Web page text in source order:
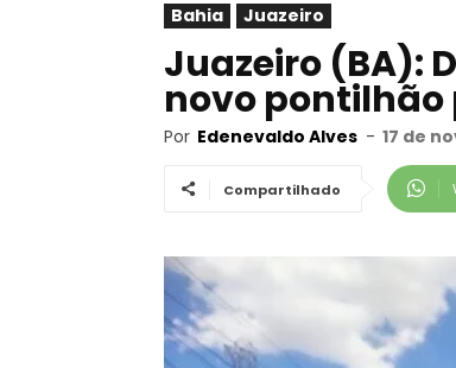
Bahia Juazeiro
Juazeiro (BA):
novo pontilhão
Por Edenevaldo Alves - 17 de
Compartilhado